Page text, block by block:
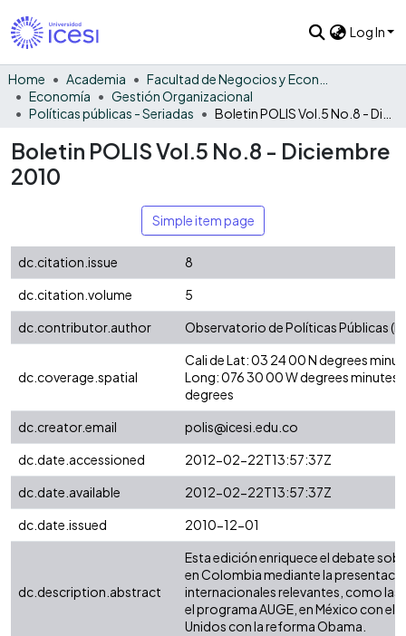
Log In
Home Academia
Economía
Gestión Organizacional
Políticas públicas - Seriadas
Boletin POLIS Vol.5 No.8 - Diciembre
2010
Simple item page
dc.citation.issue
8
dc.citation.volume
5
dc.contributor.author
Observatorio de Políticas Públicas
dc.coverage.spatial
Cali de Lat: 03 24 00 N degrees
Long: 076 30 00 W degrees
degrees
dc.creator.email
polis@icesi.edu.co
dc.date.accessioned
2012-02-22T13:57:37Z
dc.date.available
2012-02-22T13:57:37Z
dc.date.issued
2010-12-01
dc.description.abstract
Esta edición enriquece el debate
en Colombia mediante la
internacionales relevantes, como las
el programa AUGE, en México con el
Unidos con la reforma Obama.